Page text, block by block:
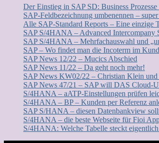
Der Einstieg in SAP SD: Business
SAP-Feldbezeichnung umbenennen –
Alle SAP-Standard Reports – Eine einzige
SAP S/4HANA – Advanced Intercompany
SAP S/4HANA – Mehrfachauswahl und
SAP – Wo findet man die Incoterm im
SAP News 12/22 – Mucics Abschied
SAP News 11/22 – Da geht noch mehr!
SAP News KW02/22 – Christian Klein und
SAP News 47/21 – SAP will DAS Cloud-
S/4HANA – aATP-Einstellungen prüfen
S/4HANA – BP – Kunden per Referenz
SAP S/HANA – diesen Datenbankview
S/4HANA – die beste Webseite für Fioi
S/4HANA: Welche Tabelle steckt